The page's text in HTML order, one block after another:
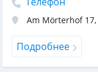
Am Mörterhof 17,
Подробнее